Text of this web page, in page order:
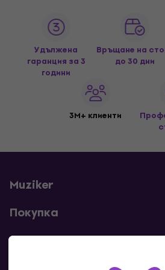
Удължена
гаранция за 3
години
Връщане на
до 30 дни
3M+ клиенти
Muziker
Покупка
Полезни линкове